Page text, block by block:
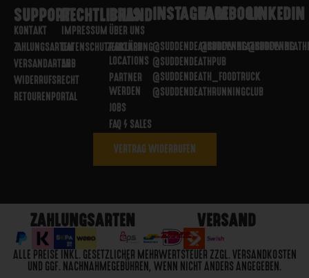
SUPPORT
KONTAKT
ZAHLUNGSARTEN
VERSANDARTEN
WIDERRUFSRECHT
RETOURENPORTAL
RECHTLICHES
IMPRESSUM
DATENSCHUTZERKLÄRUNG
AGB
BRAND
ÜBER UNS
PARTNER
LOCATIONS
PARTNER
WERDEN
JOBS
FAQ / SALES
INSTAGRAM
@SUDDENDEATHBREWING
@SUDDENDEATHPUB
@SUDDENDEATH_FOODTRUCK
@SUDDENDEATHRUNNINGCLUB
FACEBOOK
@SUDDENDEATHBREWING
LINKEDIN
VERTRAG WIDERRUFEN
ZAHLUNGSARTEN VERSAND
ALLE PREISE INKL. GESETZLICHER MEHRWERTSTEUER ZZGL. VERSANDKOSTEN
UND GGF. NACHNAHMEGEBÜHREN, WENN NICHT ANDERS ANGEGEBEN.